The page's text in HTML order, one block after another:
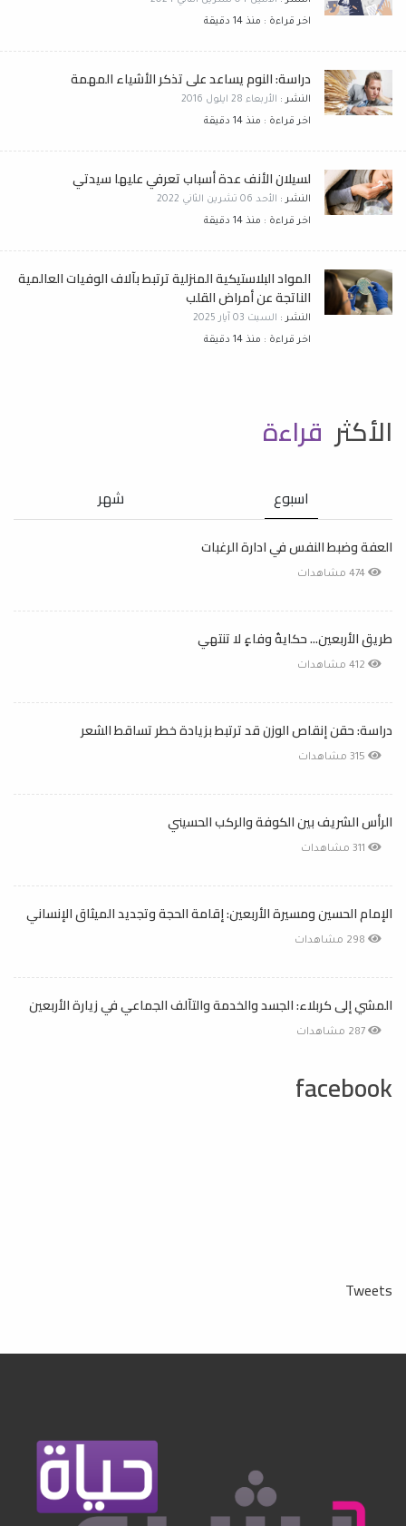
اخر قراءة : منذ 14 دقيقة
دراسة: النوم يساعد على تذكر الأشياء المهمة
النشر : الأربعاء 28 ايلول 2016
اخر قراءة : منذ 14 دقيقة
لسيلان الأنف عدة أسباب تعرفي عليها سيدتي
النشر : الأحد 06 تشرين الثاني 2022
اخر قراءة : منذ 14 دقيقة
المواد البلاستيكية المنزلية ترتبط بآلاف الوفيات العالمية
الناتجة عن أمراض القلب
النشر : السبت 03 آيار 2025
اخر قراءة : منذ 14 دقيقة
الأكثر قراءة
اسبوع شهر
العفة وضبط النفس في ادارة الرغبات
طريق الأربعين... حكايةُ وفاءٍ لا تنتهي
دراسة: حقن إنقاص الوزن قد ترتبط بزيادة خطر تساقط الشعر
الرأس الشريف بين الكوفة والركب الحسيني
الإمام الحسين ومسيرة الأربعين: إقامة الحجة وتجديد الميثاق الإنساني
المشي إلى كربلاء: الجسد والخدمة والتآلف الجماعي في زيارة الأربعين
facebook
Tweets